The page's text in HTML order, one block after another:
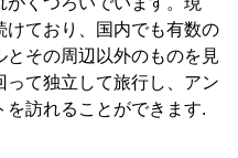
ており、国内でも有数の
その周辺以外のものを見
て独立して旅行し、アン
を訪れることができます.